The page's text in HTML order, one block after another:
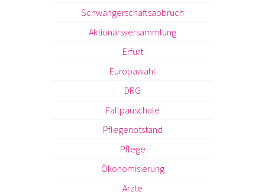
Schwangerschaftsabbruch
Aktionärsversammlung
Erfurt
Europawahl
DRG
Fallpauschale
Pflegenotstand
Pflege
Ökonomisierung
Ärzte